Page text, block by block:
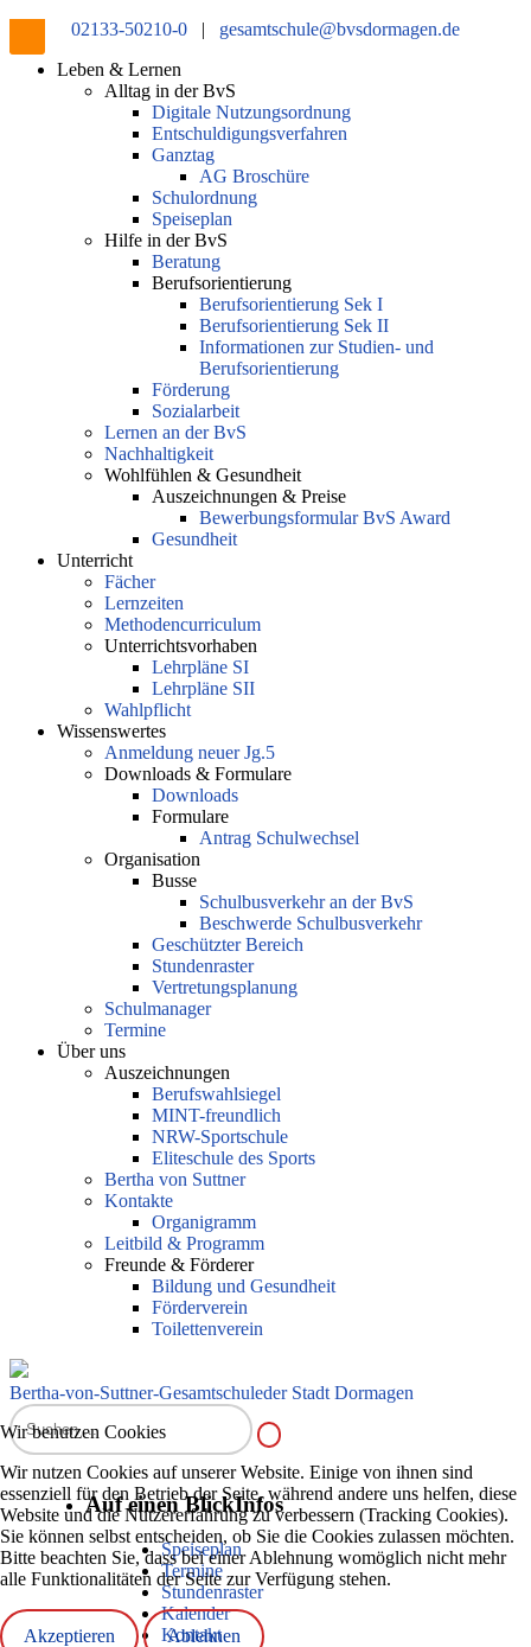
02133-50210-0 | gesamtschule@bvsdormagen.de
Leben & Lernen
Alltag in der BvS
Digitale Nutzungsordnung
Entschuldigungsverfahren
Ganztag
AG Broschüre
Schulordnung
Speiseplan
Hilfe in der BvS
Beratung
Berufsorientierung
Berufsorientierung Sek I
Berufsorientierung Sek II
Informationen zur Studien- und
Berufsorientierung
Förderung
Sozialarbeit
Lernen an der BvS
Nachhaltigkeit
Wohlfühlen & Gesundheit
Auszeichnungen & Preise
Bewerbungsformular BvS Award
Gesundheit
Unterricht
Fächer
Lernzeiten
Methodencurriculum
Unterrichtsvorhaben
Lehrpläne SI
Lehrpläne SII
Wahlpflicht
Wissenswertes
Anmeldung neuer Jg.5
Downloads & Formulare
Downloads
Formulare
Antrag Schulwechsel
Organisation
Busse
Schulbusverkehr an der BvS
Beschwerde Schulbusverkehr
Geschützter Bereich
Stundenraster
Vertretungsplanung
Schulmanager
Termine
Über uns
Auszeichnungen
Berufswahlsiegel
MINT-freundlich
NRW-Sportschule
Eliteschule des Sports
Bertha von Suttner
Kontakte
Organigramm
Leitbild & Programm
Freunde & Förderer
Bildung und Gesundheit
Förderverein
Toilettenverein
Bertha-von-Suttner-Gesamtschuleder Stadt Dormagen
Auf einen BlickInfos
Speiseplan
Termine
Stundenraster
Kalender
Kontakt
Wir benutzen Cookies
Wir nutzen Cookies auf unserer Website. Einige von ihnen sind
essenziell für den Betrieb der Seite, während andere uns helfen, diese
Website und die Nutzererfahrung zu verbessern (Tracking Cookies).
Sie können selbst entscheiden, ob Sie die Cookies zulassen möchten.
Bitte beachten Sie, dass bei einer Ablehnung womöglich nicht mehr
alle Funktionalitäten der Seite zur Verfügung stehen.
Akzeptieren
Ablehnen